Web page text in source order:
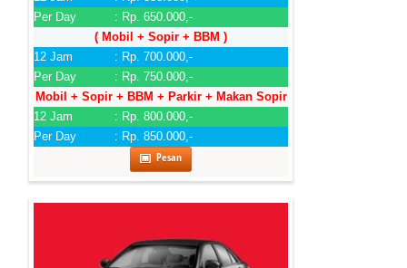
Per Day
: Rp. 650.000,-
( Mobil + Sopir + BBM )
12 Jam
: Rp. 700.000,-
Per Day
: Rp. 750.000,-
Mobil + Sopir + BBM + Parkir + Makan Sopir
12 Jam
: Rp. 800.000,-
Per Day
: Rp. 850.000,-
Pesan